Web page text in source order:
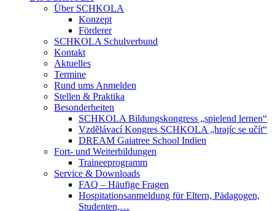
Über SCHKOLA
Konzept
Förderer
SCHKOLA Schulverbund
Kontakt
Aktuelles
Termine
Rund ums Anmelden
Stellen & Praktika
Besonderheiten
SCHKOLA Bildungskongress „spielend lernen“
Vzdělávací Kongres SCHKOLA „hrajíc se učít“
DREAM Gaiatree School Indien
Fort- und Weiterbildungen
Traineeprogramm
Service & Downloads
FAQ – Häufige Fragen
Hospitationsanmeldung für Eltern, Pädagogen,
Studenten,…